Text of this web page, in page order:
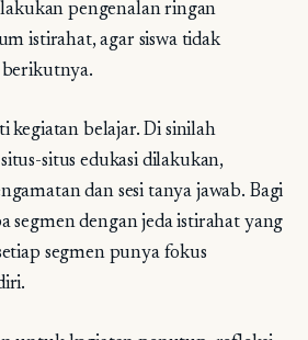
pengenalan ringan
istirahat, agar siswa tidak
kegiatan belajar. Di sinilah
situs edukasi dilakukan,
dan sesi tanya jawab. Bagi
segmen dengan jeda istirahat yang
segmen punya fokus